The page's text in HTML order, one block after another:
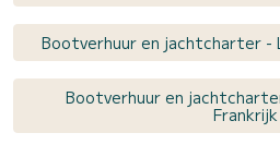
Bootverhuur en jachtcharter -
Bootverhuur en
Frankrijk